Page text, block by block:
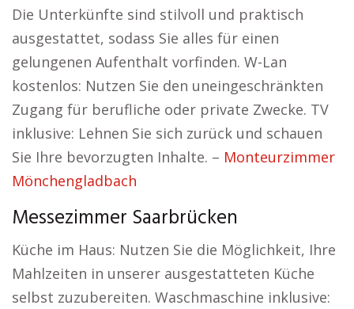
Die Unterkünfte sind stilvoll und praktisch
ausgestattet, sodass Sie alles für einen
gelungenen Aufenthalt vorfinden. W-Lan
kostenlos: Nutzen Sie den uneingeschränkten
Zugang für berufliche oder private Zwecke. TV
inklusive: Lehnen Sie sich zurück und schauen
Sie Ihre bevorzugten Inhalte. – Monteurzimmer
Mönchengladbach
Messezimmer Saarbrücken
Küche im Haus: Nutzen Sie die Möglichkeit, Ihre
Mahlzeiten in unserer ausgestatteten Küche
selbst zuzubereiten. Waschmaschine inklusive: